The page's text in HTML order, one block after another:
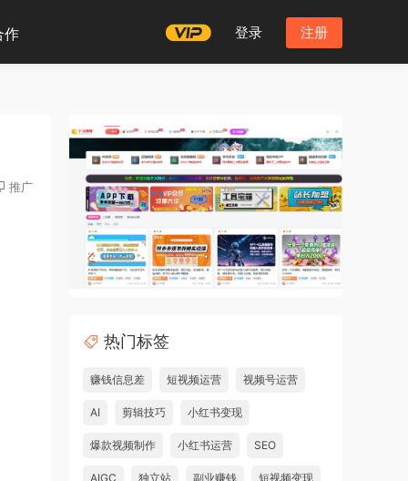
作 登录 注册
推广
热门标签
赚钱信息差 短视频运营 视频号运营
AI 剪辑技巧 小红书变现
爆款视频制作 小红书运营 SEO
AIGC 独立站 副业赚钱 短视频变现